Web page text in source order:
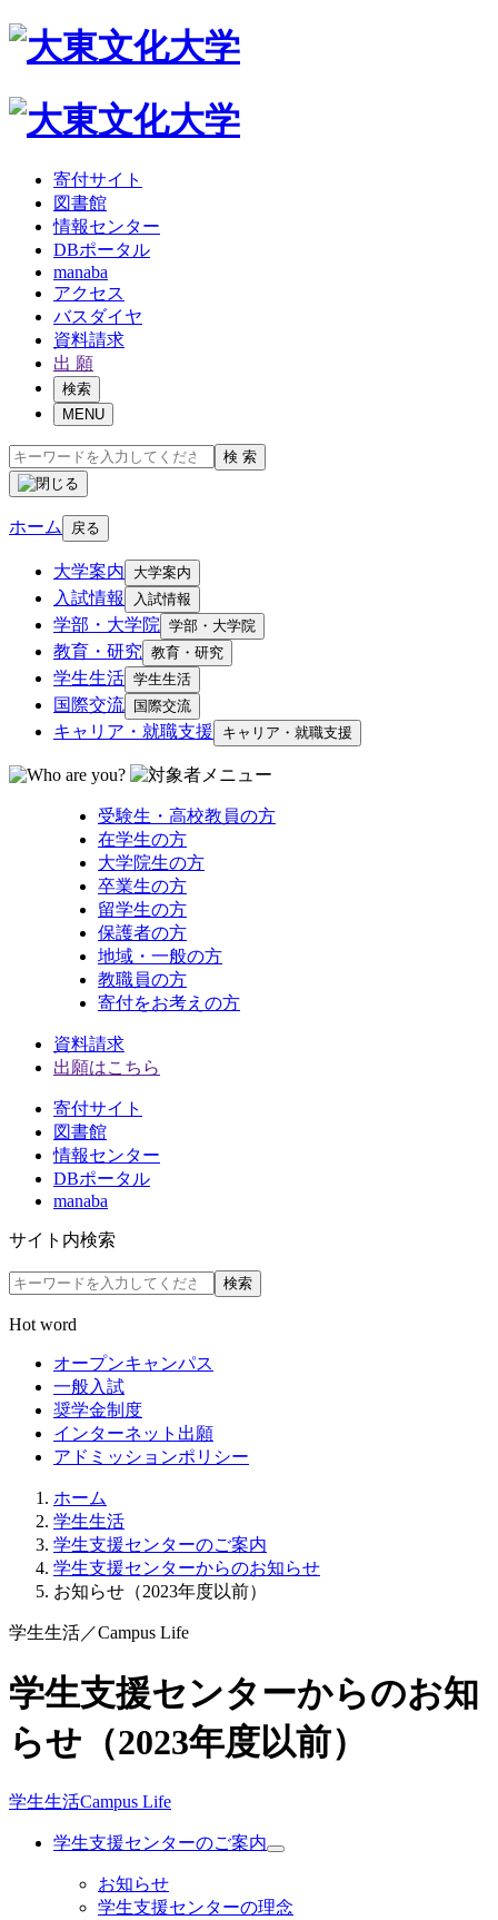
寄付サイト
図書館
情報センター
DBポータル
manaba
アクセス
バスダイヤ
資料請求
出 願
検索
MENU
検 索
ホーム 戻る
大学案内 大学案内
入試情報 入試情報
学部・大学院 学部・大学院
教育・研究 教育・研究
学生生活 学生生活
国際交流 国際交流
キャリア・就職支援 キャリア・就職支援
受験生・高校教員の方
在学生の方
大学院生の方
卒業生の方
留学生の方
保護者の方
地域・一般の方
教職員の方
寄付をお考えの方
資料請求
出願はこちら
寄付サイト
図書館
情報センター
DBポータル
manaba
サイト内検索
検索
Hot word
オープンキャンパス
一般入試
奨学金制度
インターネット出願
アドミッションポリシー
ホーム
学生生活
学生支援センターのご案内
学生支援センターからのお知らせ
お知らせ（2023年度以前）
学生生活／Campus Life
学生支援センターからのお知
らせ（2023年度以前）
学生生活Campus Life
学生支援センターのご案内
お知らせ
学生支援センターの理念